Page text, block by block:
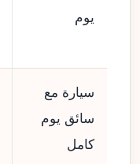
يوم
سيارة مع
سائق يوم
كامل